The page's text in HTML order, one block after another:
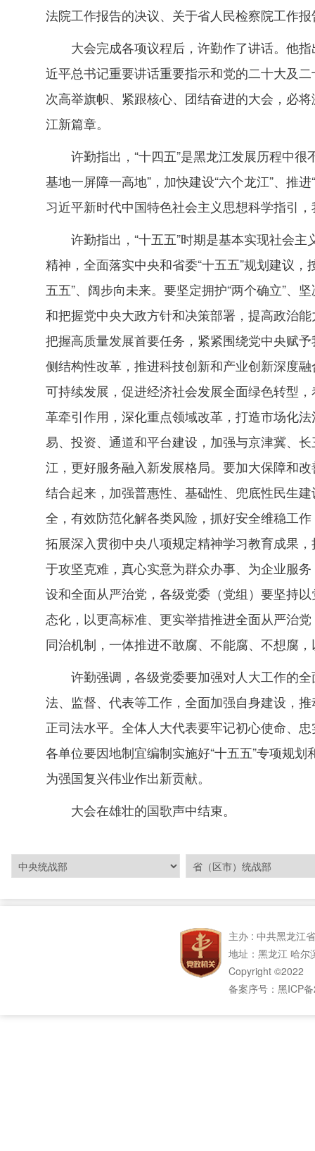
法院工作报告的决议、关于省人民检察院工作
大会完成各项议程后，许勤作了讲话。他
近平总书记重要讲话重要指示和党的二十大及
次高举旗帜、紧跟核心、团结奋进的大会，必
江新篇章。
许勤指出，“十四五”是黑龙江发展历程中
基地一屏障一高地”，加快建设“六个龙江”、推
习近平新时代中国特色社会主义思想科学指引
许勤指出，“十五五”时期是基本实现社会
精神，全面落实中央和省委“十五五”规划建议
五五”、阔步向未来。要坚定拥护“两个确立”、
和把握党中央大政方针和决策部署，提高政治
把握高质量发展首要任务，紧紧围绕党中央赋
侧结构性改革，推进科技创新和产业创新深度
可持续发展，促进经济社会发展全面绿色转型
革牵引作用，深化重点领域改革，打造市场化
易、投资、通道和平台建设，加强与京津冀、
江，更好服务融入新发展格局。要加大保障和
结合起来，加强普惠性、基础性、兜底性民生
全，有效防范化解各类风险，抓好安全维稳工
拓展深入贯彻中央八项规定精神学习教育成果
于攻坚克难，真心实意为群众办事、为企业服
设和全面从严治党，各级党委（党组）要坚持
态化，以更高标准、更实举措推进全面从严治
同治机制，一体推进不敢腐、不能腐、不想腐
许勤强调，各级党委要加强对人大工作的
法、监督、代表等工作，全面加强自身建设，
正司法水平。全体人大代表要牢记初心使命、
各单位要因地制宜编制实施好“十五五”专项规
为强国复兴伟业作出新贡献。
大会在雄壮的国歌声中结束。
主办 : 中共黑龙江
地址：黑龙江 哈尔
Copyright ©2022
备案序号： 黑ICP